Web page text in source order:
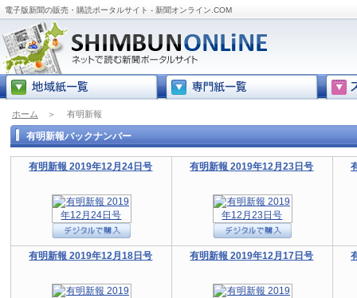
電子版新聞の販売・購読ポータルサイト - 新聞オンライン.COM
ホーム ＞ 有明新報
有明新報バックナンバー
有明新報 2019年12月24日号 有明新報 2019年12月23日号
有明新報 2019年12月18日号 有明新報 2019年12月17日号